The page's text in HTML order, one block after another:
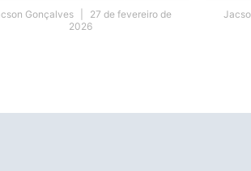
Gonçalves
27 de fevereiro de
2026